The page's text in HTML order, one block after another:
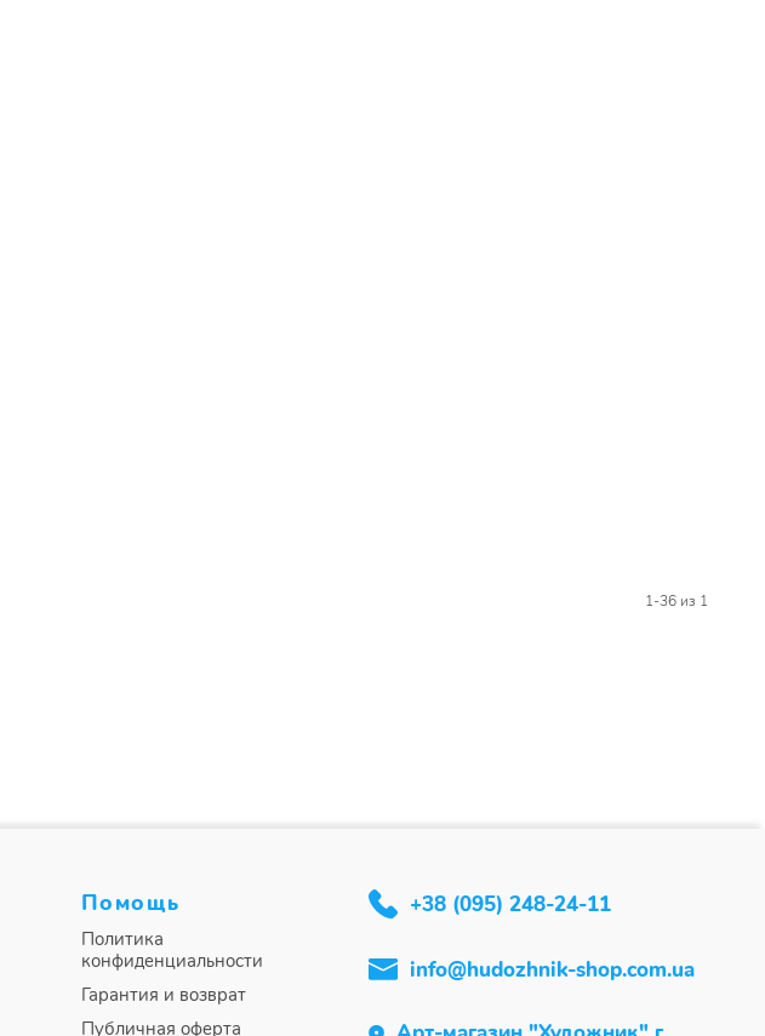
1-36 из 1
Помощь
Политика
конфиденциальности
Гарантия и возврат
Публичная оферта
+38 (095) 248-24-11
info@hudozhnik-shop.com.ua